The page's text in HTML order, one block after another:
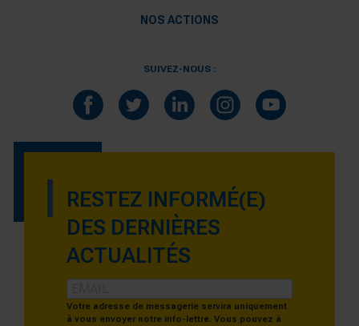
NOS ACTIONS
SUIVEZ-NOUS :
RESTEZ INFORMÉ(E)
DES DERNIÈRES
ACTUALITÉS
Votre adresse de messagerie servira uniquement
à vous envoyer notre info-lettre. Vous pouvez à